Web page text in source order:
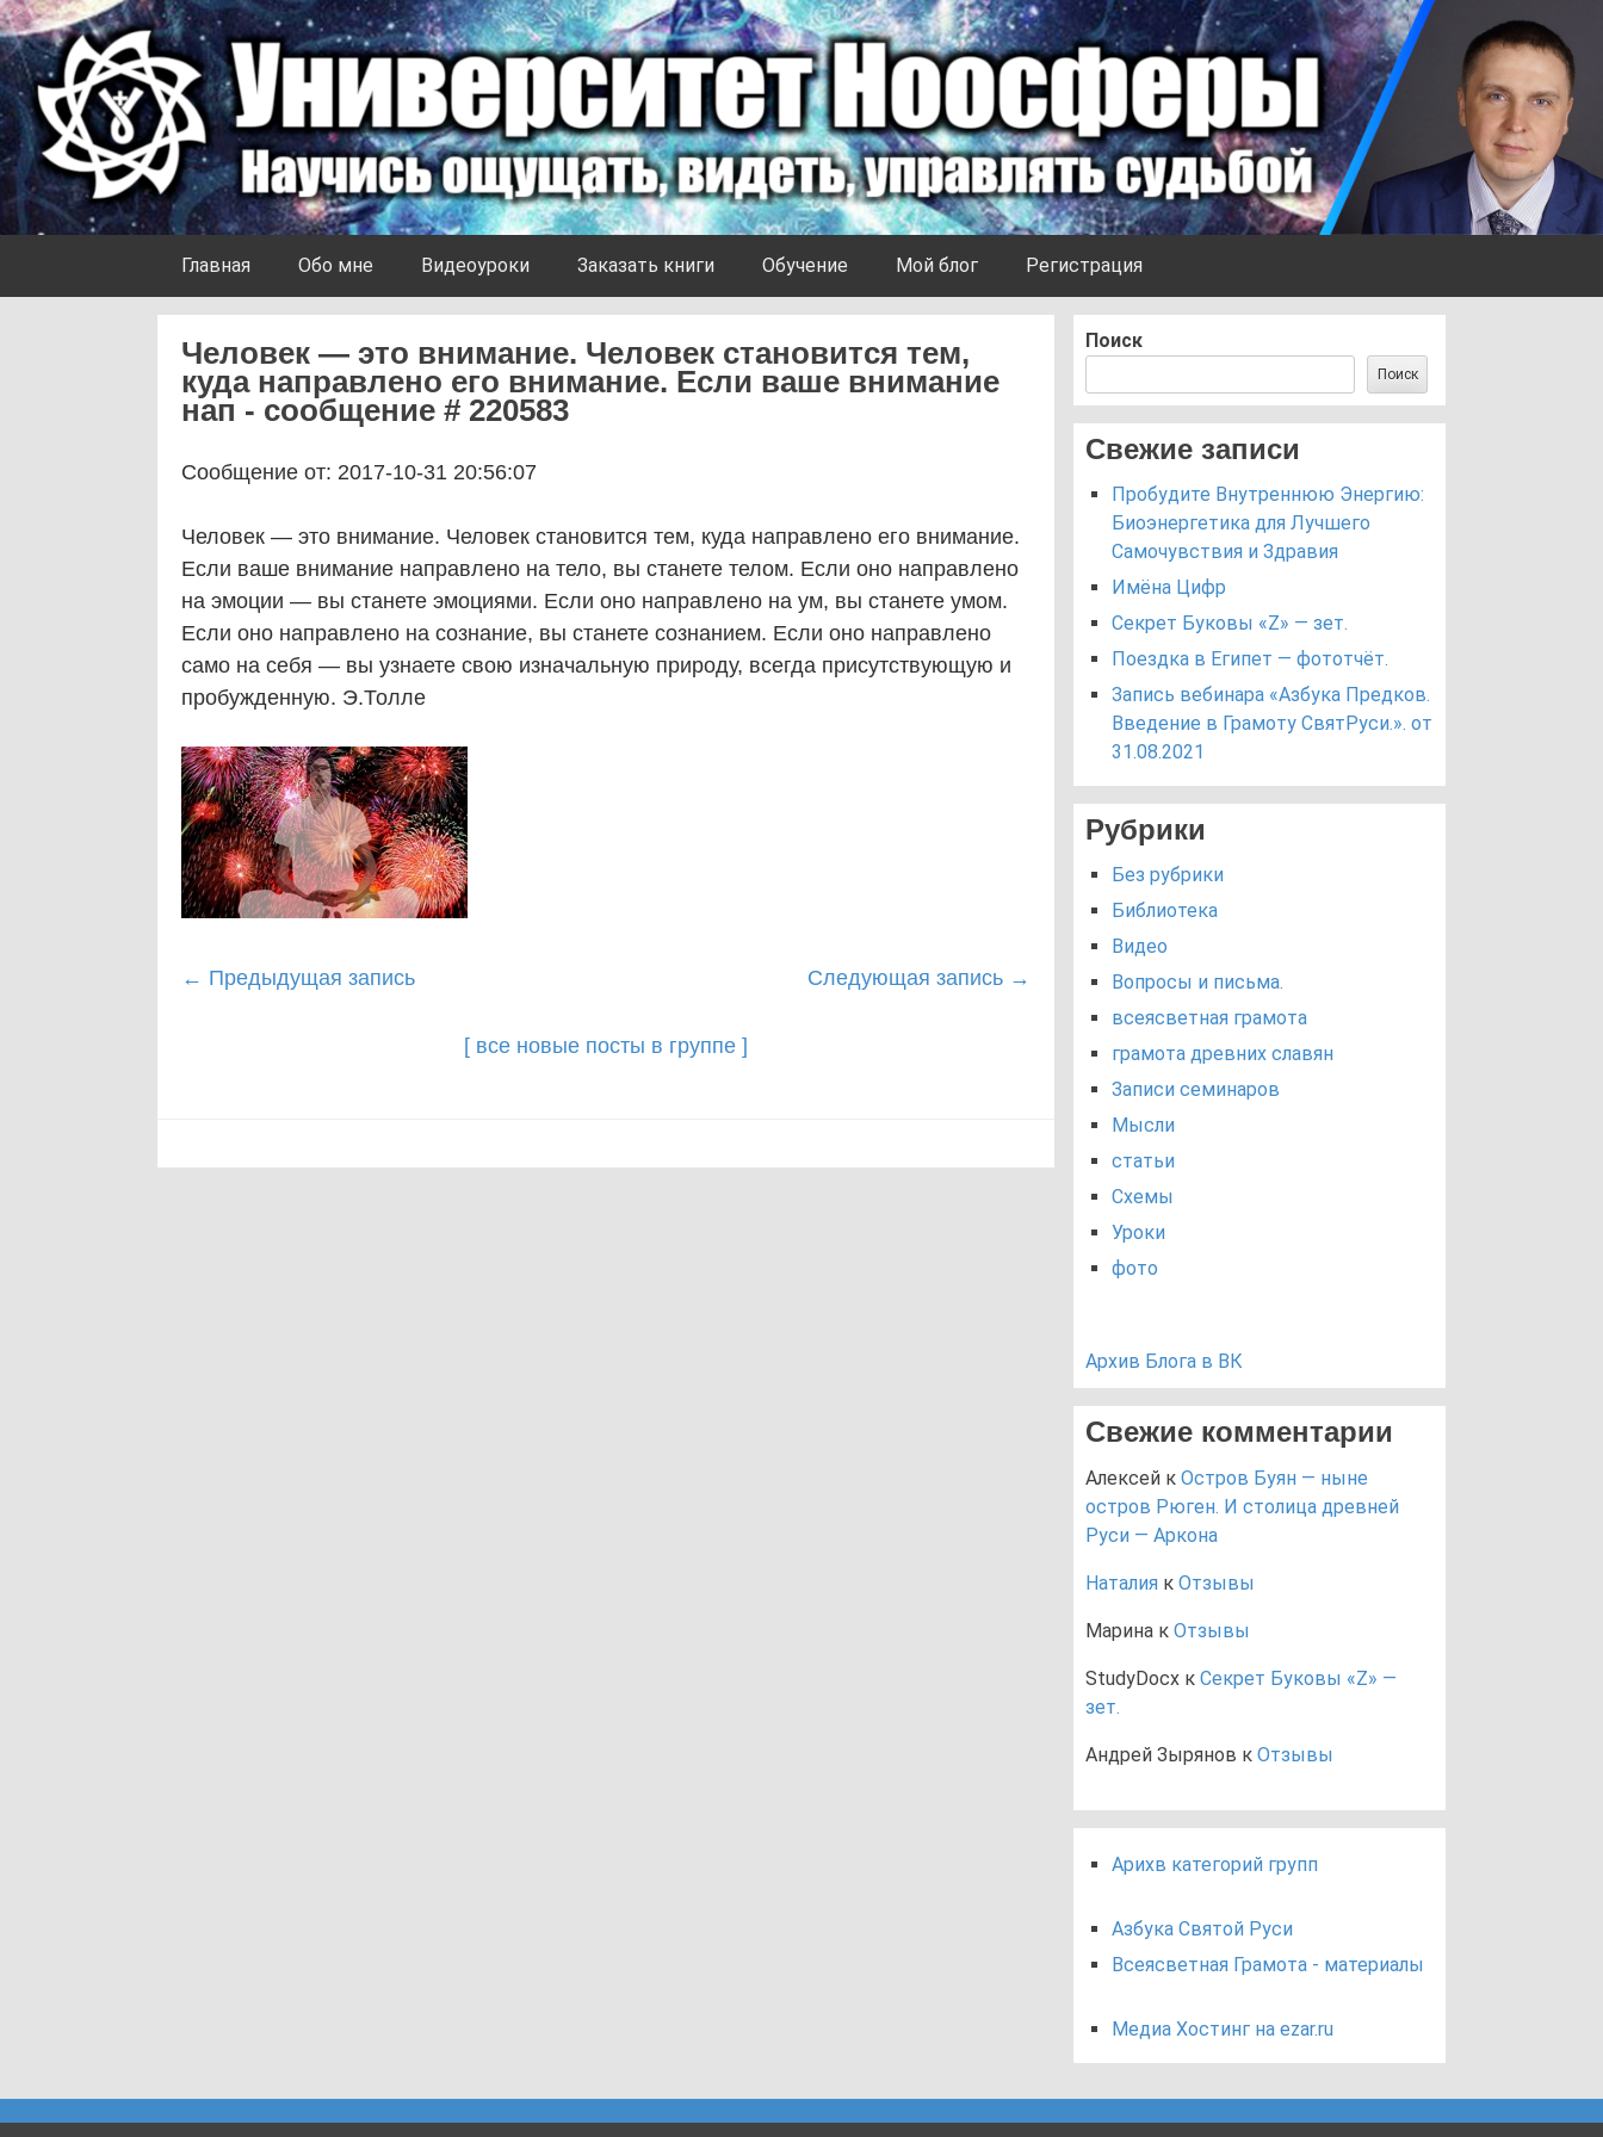
Университет Ноосферы
Главная Обо мне Видеоуроки Заказать книги Обучение Мой блог Регистрация
Человек — это внимание. Человек становится тем,
куда направлено его внимание. Если ваше внимание
нап - сообщение # 220583
Сообщение от: 2017-10-31 20:56:07
Человек — это внимание. Человек становится тем, куда направлено его внимание.
Если ваше внимание направлено на тело, вы станете телом. Если оно направлено
на эмоции — вы станете эмоциями. Если оно направлено на ум, вы станете умом.
Если оно направлено на сознание, вы станете сознанием. Если оно направлено
само на себя — вы узнаете свою изначальную природу, всегда присутствующую и
пробужденную. Э.Толле
Post
← Предыдущая запись Следующая запись →
[ все новые посты в группе ]
Поиск
Поиск
Свежие записи
Пробудите Внутреннюю Энергию:
Биоэнергетика для Лучшего
Самочувствия и Здравия
Имёна Цифр
Секрет Буковы «Z» — зет.
Поездка в Египет — фототчёт.
Запись вебинара «Азбука Предков.
Введение в Грамоту СвятРуси.». от
31.08.2021
Рубрики
Без рубрики
Библиотека
Видео
Вопросы и письма.
всеясветная грамота
грамота древних славян
Записи семинаров
Мысли
статьи
Схемы
Уроки
фото
Архив Блога в ВК
Свежие комментарии
Алексей к Остров Буян — ныне
остров Рюген. И столица древней
Руси — Аркона
Наталия к Отзывы
Марина к Отзывы
StudyDocx к Секрет Буковы «Z» —
зет.
Андрей Зырянов к Отзывы
Арихв категорий групп
Азбука Святой Руси
Всеясветная Грамота - материалы
Медиа Хостинг на ezar.ru